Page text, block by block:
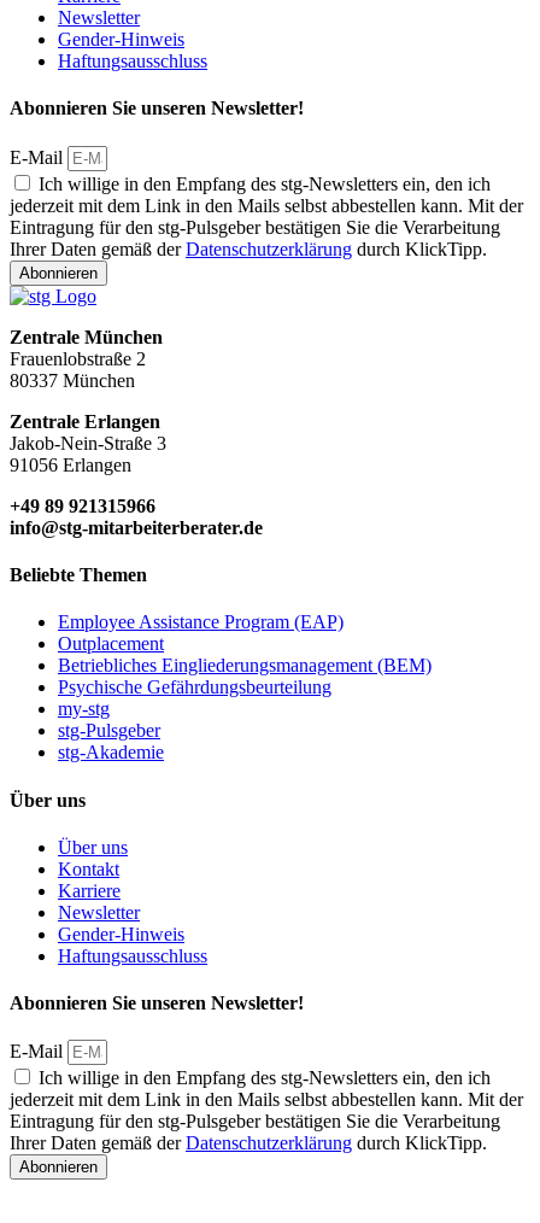
Newsletter
Gender-Hinweis
Haftungsausschluss
Abonnieren Sie unseren Newsletter!
E-Mail
Ich willige in den Empfang des stg-Newsletters ein, den ich
jederzeit mit dem Link in den Mails selbst abbestellen kann. Mit der
Eintragung für den stg-Pulsgeber bestätigen Sie die Verarbeitung
Ihrer Daten gemäß derDatenschutzerklärung durch KlickTipp.
Abonnieren
Zentrale München
Frauenlobstraße 2
80337 München
Zentrale Erlangen
Jakob-Nein-Straße 3
91056 Erlangen
+49 89 921315966
info@stg-mitarbeiterberater.de
Beliebte Themen
Employee Assistance Program (EAP)
Outplacement
Betriebliches Eingliederungsmanagement (BEM)
Psychische Gefährdungsbeurteilung
my-stg
stg-Pulsgeber
stg-Akademie
Über uns
Über uns
Kontakt
Karriere
Newsletter
Gender-Hinweis
Haftungsausschluss
Abonnieren Sie unseren Newsletter!
E-Mail
Ich willige in den Empfang des stg-Newsletters ein, den ich
jederzeit mit dem Link in den Mails selbst abbestellen kann. Mit der
Eintragung für den stg-Pulsgeber bestätigen Sie die Verarbeitung
Ihrer Daten gemäß derDatenschutzerklärung durch KlickTipp.
Abonnieren